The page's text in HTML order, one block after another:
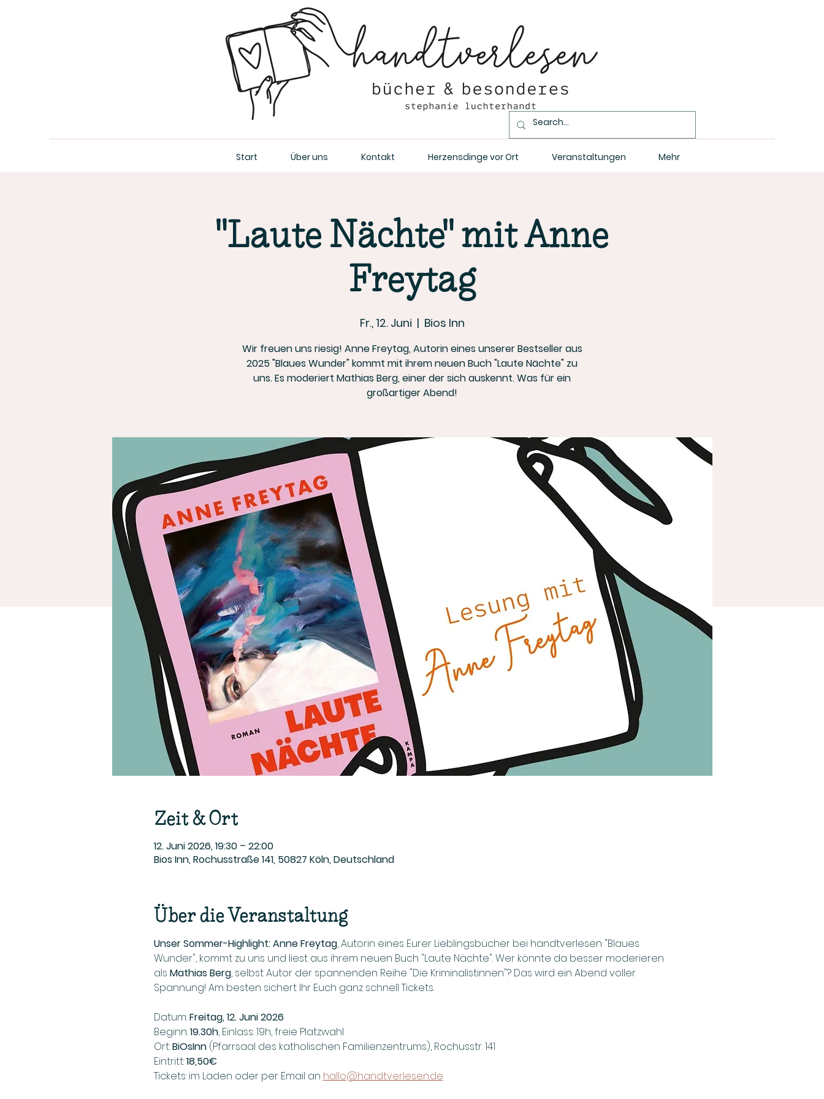
Start Über uns Kontakt Herzensdinge vor Ort Veranstaltungen Mehr
"Laute Nächte" mit Anne
Freytag
Fr., 12. Juni
  |
Bios Inn
Wir freuen uns riesig! Anne Freytag, Autorin eines unserer Bestseller aus
2025 "Blaues Wunder" kommt mit ihrem neuen Buch "Laute Nächte" zu
uns. Es moderiert Mathias Berg, einer der sich auskennt. Was für ein
großartiger Abend!
Zeit & Ort
12. Juni 2026, 19:30 – 22:00
Bios Inn, Rochusstraße 141, 50827 Köln, Deutschland
Über die Veranstaltung
Unser Sommer-Highlight: Anne Freytag, Autorin eines Eurer Lieblingsbücher bei handtverlesen "Blaues
Wunder", kommt zu uns und liest aus ihrem neuen Buch "Laute Nächte". Wer könnte da besser moderieren
als Mathias Berg, selbst Autor der spannenden Reihe "Die Kriminalistinnen"? Das wird ein Abend voller
Spannung! Am besten sichert Ihr Euch ganz schnell Tickets.
Datum: Freitag, 12. Juni 2026
Beginn: 19.30h, Einlass: 19h, freie Platzwahl
Ort: BiOsInn (Pfarrsaal des katholischen Familienzentrums), Rochusstr. 141
Eintritt: 18,50€
Tickets: im Laden oder per Email an hallo@handtverlesen.de